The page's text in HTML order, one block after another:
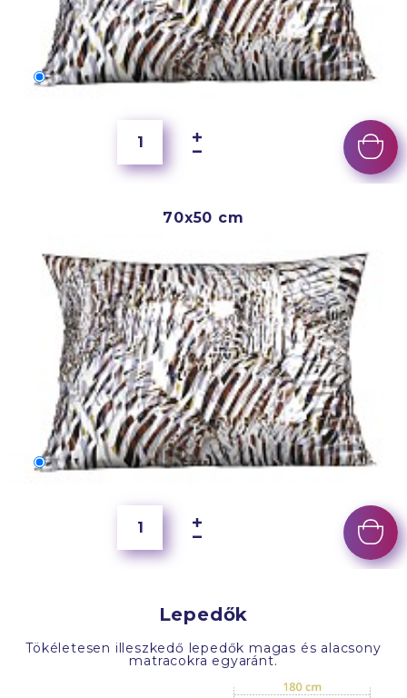
60x40 cm
70x50 cm
70x50 cm
Lepedők
Tökéletesen illeszkedő lepedők magas és alacsony
matracokra egyaránt.